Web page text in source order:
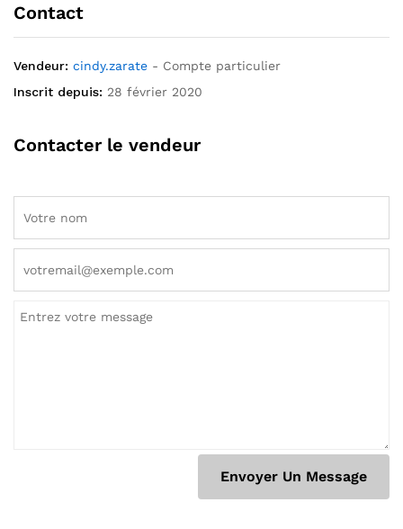
Contact
Vendeur: cindy.zarate - Compte particulier
Inscrit depuis: 28 février 2020
Contacter le vendeur